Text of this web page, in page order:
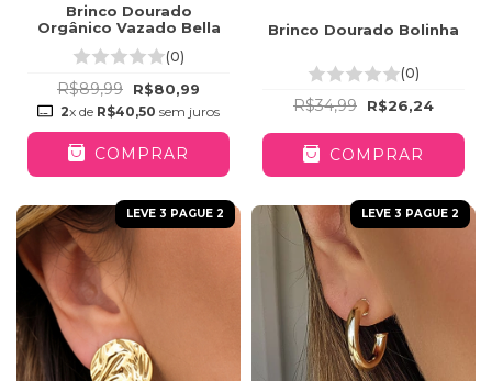
Brinco Dourado
Orgânico Vazado Bella
(0)
R$89,99 R$80,99
2x de R$40,50 sem juros
COMPRAR
Brinco Dourado Bolinha
(0)
R$34,99 R$26,24
COMPRAR
LEVE 3 PAGUE 2 LEVE 3 PAGUE 2